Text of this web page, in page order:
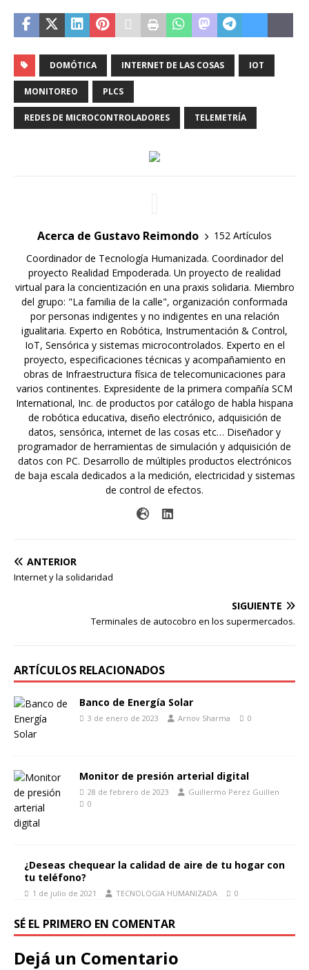
DOMÓTICA INTERNET DE LAS COSAS IOT
MONITOREO PLCS
REDES DE MICROCONTROLADORES TELEMETRÍA
Acerca de Gustavo Reimondo
152 Artículos
Coordinador de Tecnología Humanizada. Coordinador del
proyecto Realidad Empoderada. Un proyecto de realidad
virtual para la concientización en una praxis solidaria. Miembro
del grupo: "La familia de la calle", organización conformada
por personas indigentes y no indigentes en una relación
igualitaria. Experto en Robótica, Instrumentación & Control,
IoT, Sensórica y sistemas microcontrolados. Experto en el
proyecto, especificaciones técnicas y acompañamiento en
obras de Infraestructura física de telecomunicaciones para
varios continentes. Expresidente de la primera compañía SCM
International, Inc. de productos por catálogo de habla hispana
de robótica educativa, diseño electrónico, adquisición de
datos, sensórica, internet de las cosas etc… Diseñador y
programador de herramientas de simulación y adquisición de
datos con PC. Desarrollo de múltiples productos electrónicos
de baja escala dedicados a la medición, electricidad y sistemas
de control de efectos.
ANTERIOR
Internet y la solidaridad
SIGUIENTE
Terminales de autocobro en los supermercados.
ARTÍCULOS RELACIONADOS
Banco de Energía Solar
3 de enero de 2023 Arnov Sharma 0
Monitor de presión arterial digital
28 de febrero de 2023
Guillermo Perez Guillen
0
¿Deseas chequear la calidad de aire de tu hogar con
tu teléfono?
1 de julio de 2021 TECNOLOGIA HUMANIZADA 0
SÉ EL PRIMERO EN COMENTAR
Dejá un Comentario